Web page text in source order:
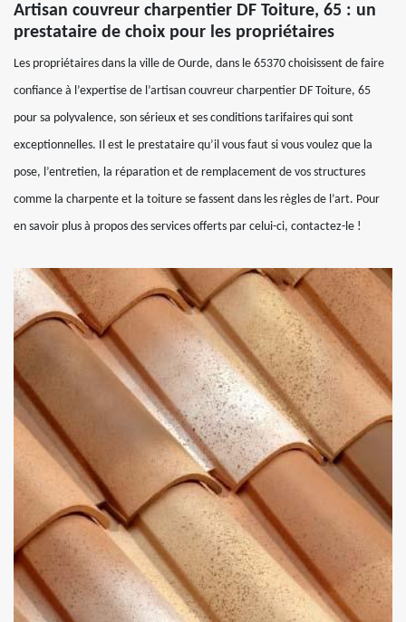
Artisan couvreur charpentier DF Toiture, 65 : un
prestataire de choix pour les propriétaires
Les propriétaires dans la ville de Ourde, dans le 65370 choisissent de faire
confiance à l’expertise de l’artisan couvreur charpentier DF Toiture, 65
pour sa polyvalence, son sérieux et ses conditions tarifaires qui sont
exceptionnelles. Il est le prestataire qu’il vous faut si vous voulez que la
pose, l’entretien, la réparation et de remplacement de vos structures
comme la charpente et la toiture se fassent dans les règles de l’art. Pour
en savoir plus à propos des services offerts par celui-ci, contactez-le !